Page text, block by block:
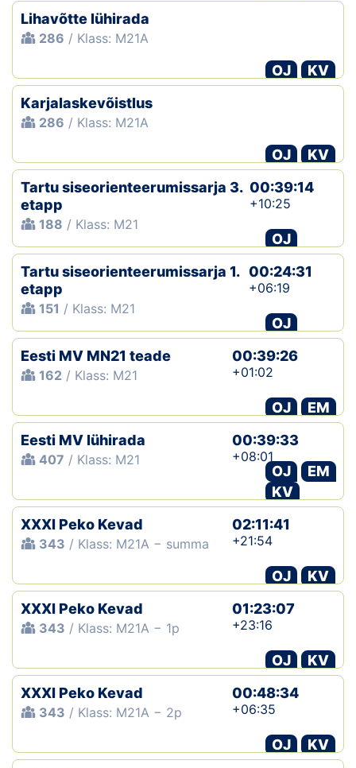
Lihavõtte lühirada
286 / Klass: M21A
OJ
KV
Karjalaskevõistlus
286 / Klass: M21A
OJ
KV
Tartu siseorienteerumissarja 3.
etapp
188 / Klass: M21
00:39:14
+10:25
OJ
Tartu siseorienteerumissarja 1.
etapp
151 / Klass: M21
00:24:31
+06:19
OJ
Eesti MV MN21 teade
162 / Klass: M21
00:39:26
+01:02
OJ
EM
Eesti MV lühirada
407 / Klass: M21
00:39:33
+08:01
OJ
EM
KV
XXXI Peko Kevad
343 / Klass: M21A − summa
02:11:41
+21:54
OJ
KV
XXXI Peko Kevad
343 / Klass: M21A − 1p
01:23:07
+23:16
OJ
KV
XXXI Peko Kevad
343 / Klass: M21A − 2p
00:48:34
+06:35
OJ
KV